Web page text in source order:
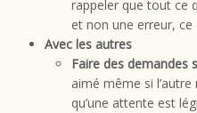
rappeler que tout ce
et non une erreur,
Avec les autres
Faire des demandes
aimé même si
qu’une attente est